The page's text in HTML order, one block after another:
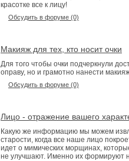
красотке все к лицу!
Обсудить в форуме (0)
Макияж для тех, кто носит очки
Для того чтобы очки подчеркнули
оправу, но и грамотно нанести
Обсудить в форуме (0)
Лицо - отражение вашего
Какую же информацию мы можем
старости, когда все наше лицо
идет о мимических морщинах,
не улучшают. Именно их формируют